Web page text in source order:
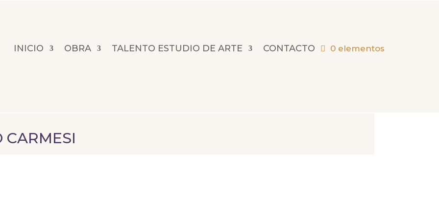
INICIO OBRA TALENTO ESTUDIO DE ARTE CONTACTO 0 elementos
CARMESI